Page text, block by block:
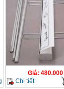
Giá: 480.000
Chi tiết